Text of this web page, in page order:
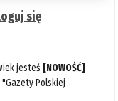
się
jesteś [NOWOŚĆ]
Polskiej